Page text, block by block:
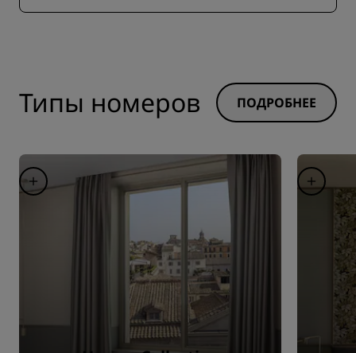
Типы номеров ПОДРОБНЕЕ